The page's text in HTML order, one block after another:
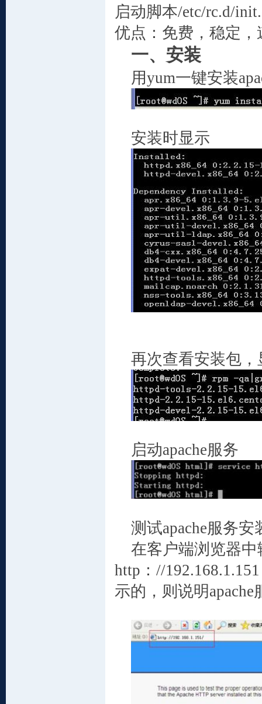
启动脚本/etc/rc.d/
优点：免费，稳定，
一、 安装
用yum一键安装
安装时显示
再次查看安装包，
启动apache服务
测试apache服务安
在客户端浏览器中
http ： //
示的，则说明apache